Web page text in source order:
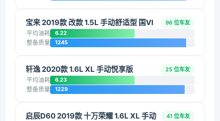
宝来 2019款 改款 1.5L 手动舒适型 国VI 96 位车友
平均油耗 6.22
整备质量 1245
轩逸 2020款 1.6L XL 手动悦享版 25 位车友
平均油耗 6.23
整备质量 1229
启辰D60 2019款 十万荣耀 1.6L XL 手动
41 位车友